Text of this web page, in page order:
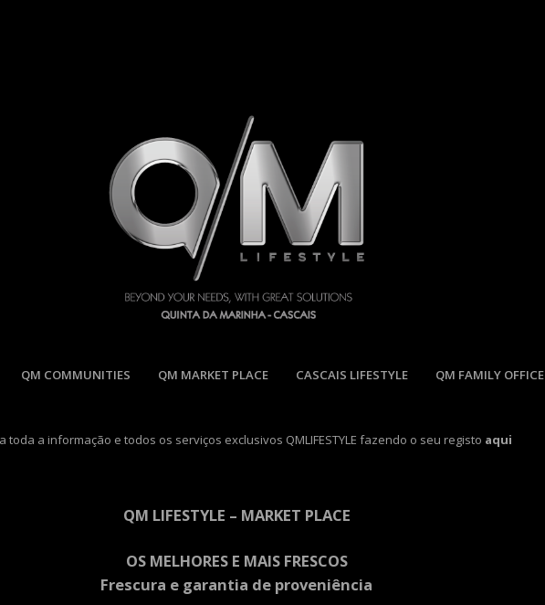
QM COMMUNITIES QM MARKET PLACE CASCAIS LIFESTYLE QM FAMILY OFFICE
toda a informação e todos os serviços exclusivos QMLIFESTYLE fazendo o seu registo aqui
QM LIFESTYLE – MARKET PLACE
OS MELHORES E MAIS FRESCOS
Frescura e garantia de proveniência